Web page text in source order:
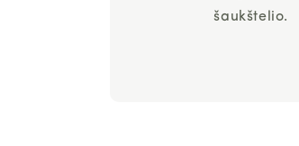
šaukštelio.